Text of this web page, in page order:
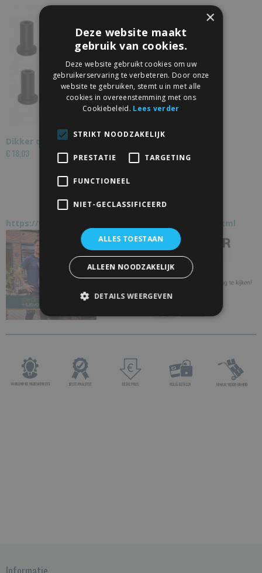
Dikker deurpakket
€ 18,03
https://www.schuifdeur-totaal.nl/bekend-van-tv.html
×
Deze website maakt
gebruik van cookies.
Deze website gebruikt cookies om uw
gebruikerservaring te verbeteren. Door onze
website te gebruiken, stemt u in met alle
cookies in overeenstemming met ons
Cookiebeleid. Lees verder
STRIKT NOODZAKELIJK
PRESTATIE TARGETING
FUNCTIONEEL
NIET-GECLASSIFICEERD
ALLES TOESTAAN
ALLEEN NOODZAKELIJK
DETAILS WEERGEVEN